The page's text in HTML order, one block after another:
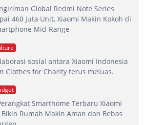
Global Redmi Note Series
460 Juta Unit, Xiaomi Makin Kokoh di
Mid-Range
sosial antara Xiaomi Indonesia
Clothes for Charity terus meluas.
Smarthome Terbaru Xiaomi
Rumah Makin Aman dan Bebas